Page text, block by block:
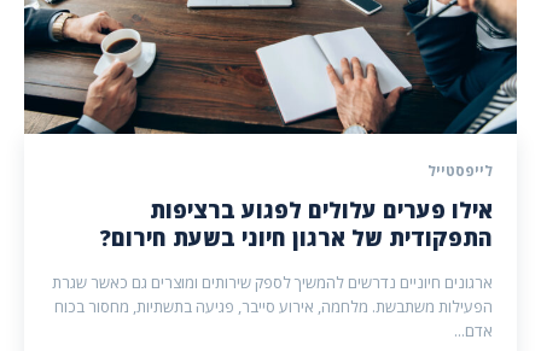
לייפסטייל
אילו פערים עלולים לפגוע ברציפות
התפקודית של ארגון חיוני בשעת חירום?
ארגונים חיוניים נדרשים להמשיך לספק שירותים ומוצרים גם כאשר שגרת
הפעילות משתבשת. מלחמה, אירוע סייבר, פגיעה בתשתיות, מחסור בכוח
אדם...